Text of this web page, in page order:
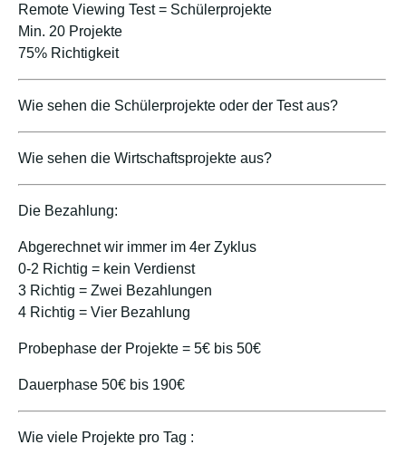
Remote Viewing Test = Schülerprojekte
Min. 20 Projekte
75% Richtigkeit
Wie sehen die Schülerprojekte oder der Test aus?
Wie sehen die Wirtschaftsprojekte aus?
Die Bezahlung:
Abgerechnet wir immer im 4er Zyklus
0-2 Richtig = kein Verdienst
3 Richtig = Zwei Bezahlungen
4 Richtig = Vier Bezahlung
Probephase der Projekte = 5€ bis 50€
Dauerphase 50€ bis 190€
Wie viele Projekte pro Tag :